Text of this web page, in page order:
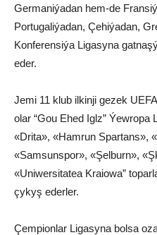
Germaniýadan hem-de
Portugaliýadan, Çehiýadan,
Konferensiýa Ligasyna
eder.
Jemi 11 klub ilkinji gezek
olar “Gou Ehed Iglz” Ýewropa
«Drita», «Hamrun Spartans»,
«Samsunspor», «Şelburn»,
«Uniwersitatea Kraiowa”
çykyş ederler.
Çempionlar Ligasyna bolsa